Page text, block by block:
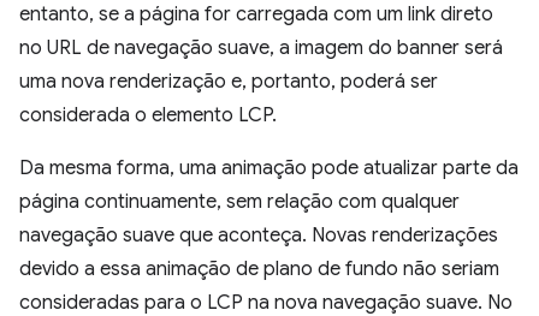
entanto, se a página for carregada com um link direto
no URL de navegação suave, a imagem do banner será
uma nova renderização e, portanto, poderá ser
considerada o elemento LCP.
Da mesma forma, uma animação pode atualizar parte da
página continuamente, sem relação com qualquer
navegação suave que aconteça. Novas renderizações
devido a essa animação de plano de fundo não seriam
consideradas para o LCP na nova navegação suave. No